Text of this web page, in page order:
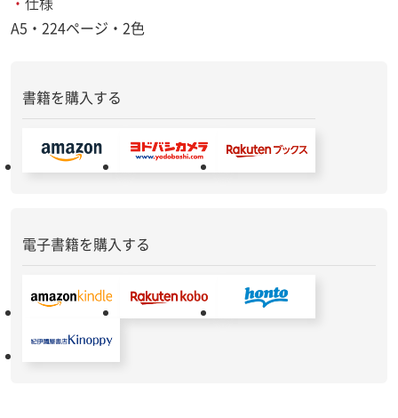
A5・224ページ・2色
書籍を購入する
電子書籍を購入する